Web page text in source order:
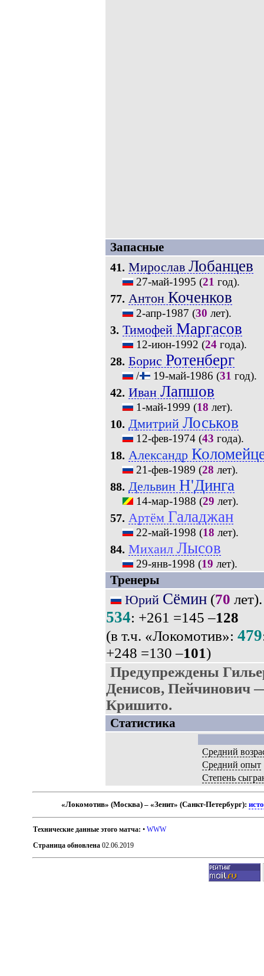
Запасные
41. Мирослав Лобанцев
27-май-1995 (21 год).
77. Антон Коченков
2-апр-1987 (30 лет).
3. Тимофей Маргасов
12-июн-1992 (24года).
28. Борис Ротенберг
/ 19-май-1986 (31 год).
42. Иван Лапшов
1-май-1999 (18 лет).
10. Дмитрий Лоськов
12-фев-1974(43 года).
18. Александр
21-фев-1989 (28 лет).
88. Дельвин Н'Динга
14-мар-1988 (29 лет).
57. Артём Галаджан
22-май-1998 (18 лет).
84. Михаил Лысов
29-янв-1998 (19 лет).
Тренеры
Юрий Сёмин(70 лет).
534: +261 =145 –128
(в т.ч. «Локомотив»: 479
+248 =130 –101)
Предупреждены
Денисов, Пейчинович
Кришито.
Статистика
Средний
Средний опыт
Степень
«Локомотив» (Москва) – «Зенит» (Санкт-Петербург):
Технические данные этого матча: •WWW
Страница обновлена 02.06.2019